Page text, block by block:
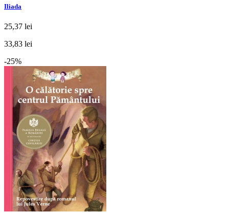
Iliada
25,37 lei
33,83 lei
-25%